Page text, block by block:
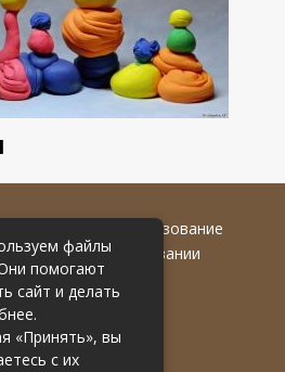
гг. Любое использование
только при указании
на первоисточник.
файлы
помогают
сайт и делать
«Принять», вы
с их